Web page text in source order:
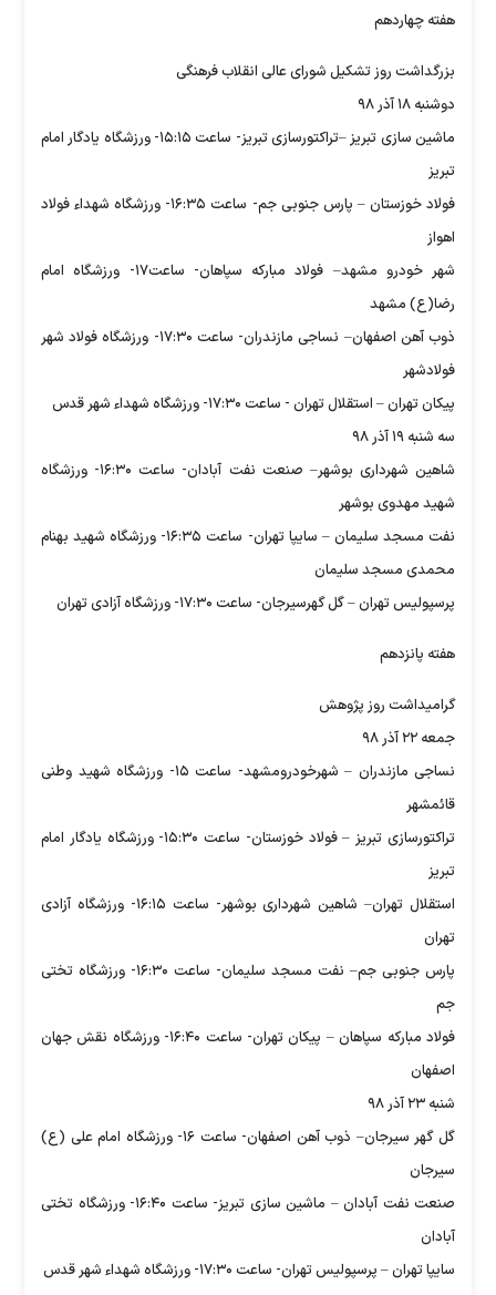
هفته چهاردهم
بزرگداشت روز تشکیل شورای عالی انقلاب فرهنگی
دوشنبه ۱۸ آذر ۹۸
ماشین سازی تبریز –تراکتورسازی تبریز- ساعت ۱۵:۱۵- ورزشگاه یادگار امام
تبریز
فولاد خوزستان – پارس جنوبی جم- ساعت ۱۶:۳۵- ورزشگاه شهداء فولاد
اهواز
شهر خودرو مشهد– فولاد مبارکه سپاهان- ساعت۱۷- ورزشگاه امام
رضا(ع) مشهد
ذوب آهن اصفهان– نساجی مازندران- ساعت ۱۷:۳۰- ورزشگاه فولاد شهر
فولادشهر
پیکان تهران – استقلال تهران - ساعت ۱۷:۳۰- ورزشگاه شهداء شهر قدس
سه شنبه ۱۹ آذر ۹۸
شاهین شهرداری بوشهر– صنعت نفت آبادان- ساعت ۱۶:۳۰- ورزشگاه
شهید مهدوی بوشهر
نفت مسجد سلیمان – سایپا تهران- ساعت ۱۶:۳۵- ورزشگاه شهید بهنام
محمدی مسجد سلیمان
پرسپولیس تهران – گل گهرسیرجان- ساعت ۱۷:۳۰- ورزشگاه آزادی تهران
هفته پانزدهم
گرامیداشت روز پژوهش
جمعه ۲۲ آذر ۹۸
نساجی مازندران – شهرخودرومشهد- ساعت ۱۵- ورزشگاه شهید وطنی
قائمشهر
تراکتورسازی تبریز – فولاد خوزستان- ساعت ۱۵:۳۰- ورزشگاه یادگار امام
تبریز
استقلال تهران– شاهین شهرداری بوشهر- ساعت ۱۶:۱۵- ورزشگاه آزادی
تهران
پارس جنوبی جم– نفت مسجد سلیمان- ساعت ۱۶:۳۰- ورزشگاه تختی
جم
فولاد مبارکه سپاهان – پیکان تهران- ساعت ۱۶:۴۰- ورزشگاه نقش جهان
اصفهان
شنبه ۲۳ آذر ۹۸
گل گهر سیرجان– ذوب آهن اصفهان- ساعت ۱۶- ورزشگاه امام علی (ع)
سیرجان
صنعت نفت آبادان – ماشین سازی تبریز- ساعت ۱۶:۴۰- ورزشگاه تختی
آبادان
سایپا تهران – پرسپولیس تهران- ساعت ۱۷:۳۰- ورزشگاه شهداء شهر قدس